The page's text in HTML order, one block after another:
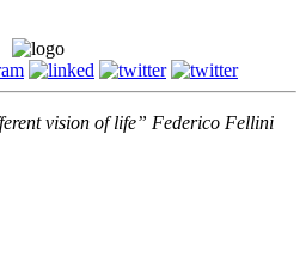
vision of life” Federico Fellini